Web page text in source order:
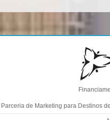
Parceria de Marketing para Destinos